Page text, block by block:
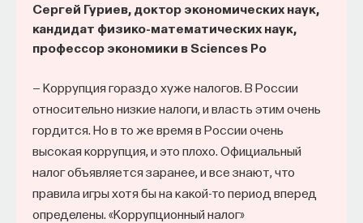
Сергей Гуриев, доктор экономических наук,
кандидат физико-математических наук,
профессор экономики в Sciences Po
— Коррупция гораздо хуже налогов. В России
относительно низкие налоги, и власть этим очень
гордится. Но в то же время в России очень
высокая коррупция, и это плохо. Официальный
налог объявляется заранее, и все знают, что
правила игры хотя бы на какой-то период вперед
определены. «Коррупционный налог»